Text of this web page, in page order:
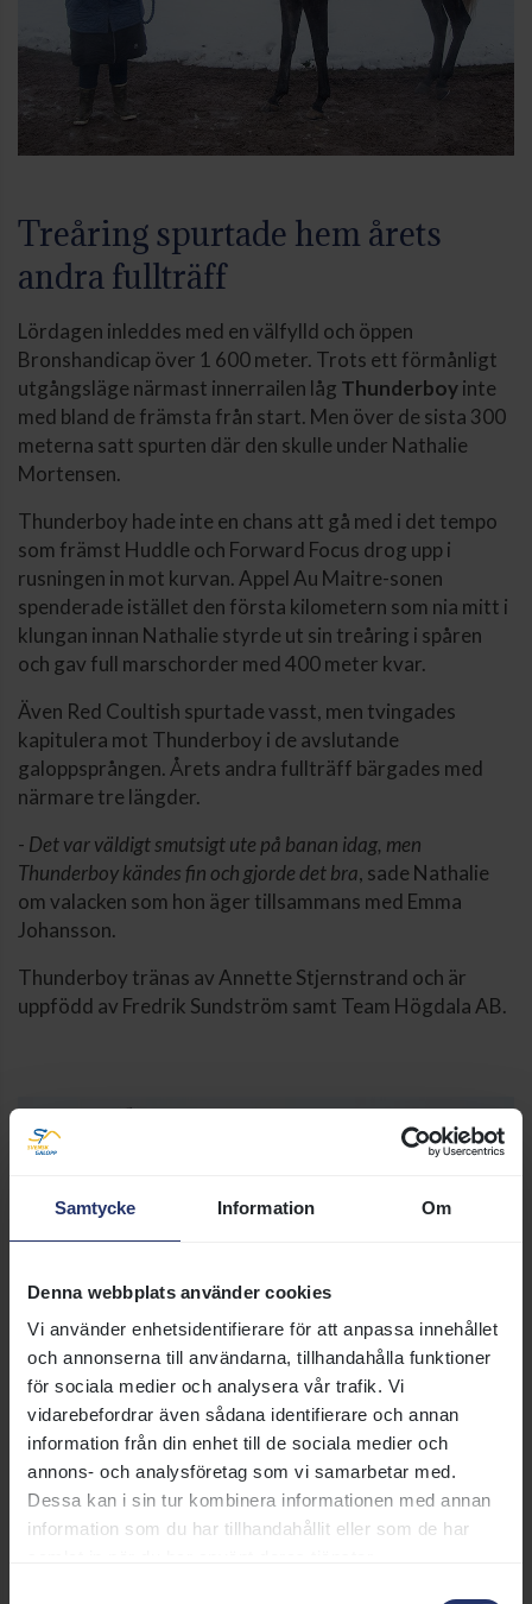
Samtycke Information Om
Denna webbplats använder cookies
Vi använder enhetsidentifierare för att anpassa innehållet
och annonserna till användarna, tillhandahålla funktioner
för sociala medier och analysera vår trafik. Vi
vidarebefordrar även sådana identifierare och annan
information från din enhet till de sociala medier och
annons- och analysföretag som vi samarbetar med.
Dessa kan i sin tur kombinera informationen med annan
information som du har tillhandahållit eller som de har
Treåring spurtade hem årets
andra fullträff
Lördagen inleddes med en välfylld och öppen
Bronshandicap över 1 600 meter. Trots ett förmånligt
utgångsläge närmast innerrailen låg Thunderboyinte
med bland de främsta från start. Men över de sista 300
meterna satt spurten där den skulle under Nathalie
Mortensen.
Thunderboy hade inte en chans att gå med i det tempo
som främst Huddle och Forward Focus drog upp i
rusningen in mot kurvan. Appel Au Maitre-sonen
spenderade istället den första kilometern som nia mitt i
klungan innan Nathalie styrde ut sin treåring i spåren
och gav full marschorder med 400 meter kvar.
Även Red Coultish spurtade vasst, men tvingades
kapitulera mot Thunderboy i de avslutande
galoppsprången. Årets andra fullträff bärgades med
närmare tre längder.
- Det var väldigt smutsigt ute på banan idag, men
Thunderboy kändes fin och gjorde det bra, sade Nathalie
om valacken som hon äger tillsammans med Emma
Johansson.
Thunderboy tränas av Annette Stjernstrand och är
uppfödd av Fredrik Sundström samt Team Högdala AB.